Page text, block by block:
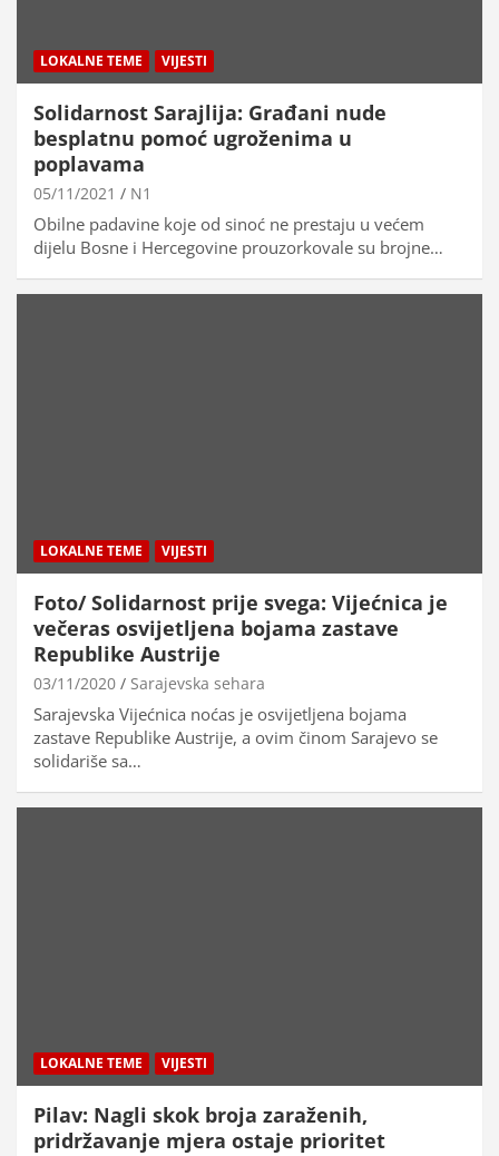
LOKALNE TEME VIJESTI
Solidarnost Sarajlija: Građani nude
besplatnu pomoć ugroženima u
poplavama
05/11/2021 N1
Obilne padavine koje od sinoć ne prestaju u većem
dijelu Bosne i Hercegovine prouzorkovale su brojne…
LOKALNE TEME VIJESTI
Foto/ Solidarnost prije svega: Vijećnica je
večeras osvijetljena bojama zastave
Republike Austrije
03/11/2020 Sarajevska sehara
Sarajevska Vijećnica noćas je osvijetljena bojama
zastave Republike Austrije, a ovim činom Sarajevo se
solidariše sa…
LOKALNE TEME VIJESTI
Pilav: Nagli skok broja zaraženih,
pridržavanje mjera ostaje prioritet